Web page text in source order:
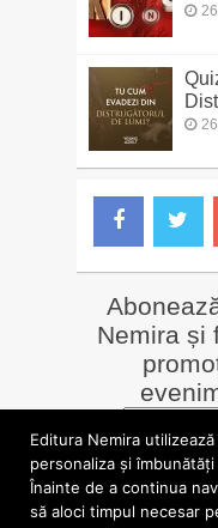
Nemira și
LIBRĂRII online
Editura Nemira
personaliza și
Înainte de a continua
să aloci timpul necesar